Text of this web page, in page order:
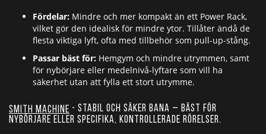
Fördelar: Mindre och mer kompakt än ett Power Rack,
vilket gör den idealisk för mindre ytor. Tillåter ändå de
flesta viktiga lyft, ofta med tillbehör som pull-up-stång.
Passar bäst för: Hemgym och mindre utrymmen, samt
för nybörjare eller medelnivå-lyftare som vill ha
säkerhet utan att fylla ett stort utrymme.
Smith Machine - Stabil och säker bana – bäst för
nybörjare eller specifika, kontrollerade rörelser.